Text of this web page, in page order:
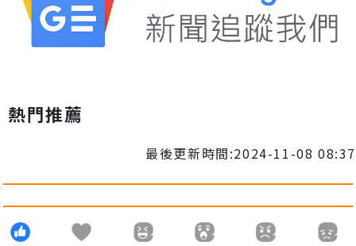
熱門推薦
最後更新時間:2024-11-08 08:37